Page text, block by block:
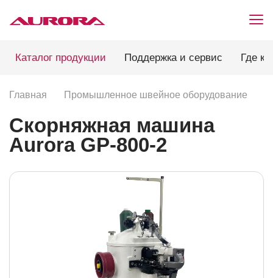
Каталог продукции Поддержка и сервис Где
Главная Промышленное швейное оборудование
Скорняжная машина
Aurora GP-800-2